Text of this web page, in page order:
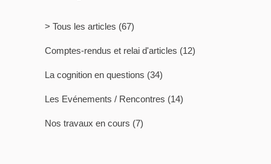
> Tous les articles (67)
Comptes-rendus et relai d'articles (12)
La cognition en questions (34)
Les Evénements / Rencontres (14)
Nos travaux en cours (7)